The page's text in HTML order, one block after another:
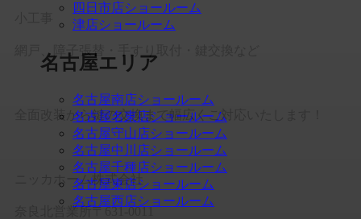
四日市店ショールーム
津店ショールーム
名古屋エリア
名古屋南店ショールーム
名古屋名東店ショールーム
名古屋守山店ショールーム
名古屋中川店ショールーム
名古屋千種店ショールーム
名古屋東店ショールーム
名古屋西店ショールーム
網戸、障子張替・手すり取付・鍵交換など
全面改装から鍵の交換まで幅広くご対応いたします！
ニッカホーム株式会社
奈良北営業所〒631-0011